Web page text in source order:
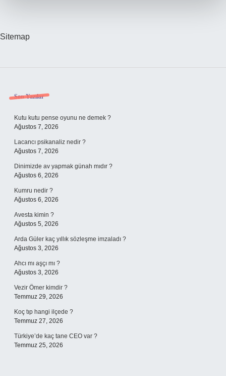
Sitemap
Sidebar
Son Yazılar
Kutu kutu pense oyunu ne demek ?
Ağustos 7, 2026
Lacancı psikanaliz nedir ?
Ağustos 7, 2026
Dinimizde av yapmak günah mıdır ?
Ağustos 6, 2026
Kumru nedir ?
Ağustos 6, 2026
Avesta kimin ?
Ağustos 5, 2026
Arda Güler kaç yıllık sözleşme imzaladı ?
Ağustos 3, 2026
Ahcı mı aşçı mı ?
Ağustos 3, 2026
Vezir Ömer kimdir ?
Temmuz 29, 2026
Koç tıp hangi ilçede ?
Temmuz 27, 2026
Türkiye’de kaç tane CEO var ?
Temmuz 25, 2026